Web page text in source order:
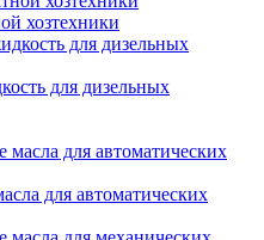
хозтехники
для дизельных
для автоматических